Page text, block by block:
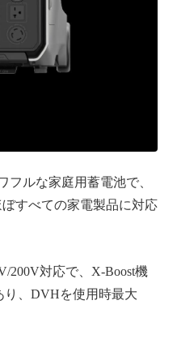
フルな家庭用蓄電池で、
すべての家電製品に対応
200V対応で、X-Boost機
り、DVHを使用時最大